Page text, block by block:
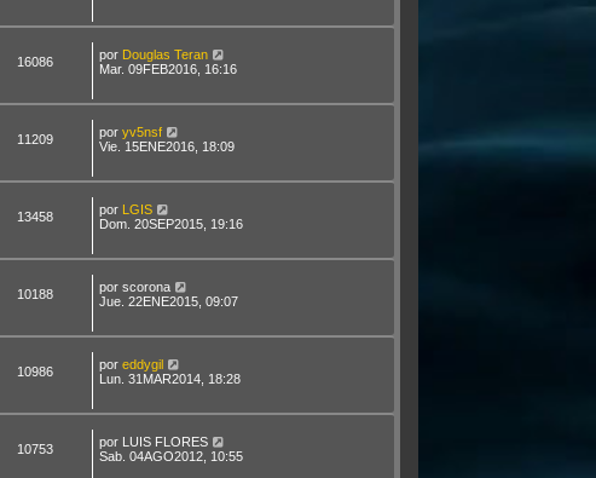
16086 por Douglas Teran
Mar. 09FEB2016, 16:16
11209 por yv5nsf
Vie. 15ENE2016, 18:09
13458 por LGIS
Dom. 20SEP2015, 19:16
10188 por scorona
Jue. 22ENE2015, 09:07
10986 por eddygil
Lun. 31MAR2014, 18:28
10753 por LUIS FLORES
Sab. 04AGO2012, 10:55